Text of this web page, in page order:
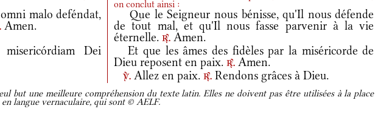
on conclut ainsi :
malo deféndat,
Amen.
Que le Seigneur nous bénisse, qu'Il nous défende
de tout mal, et qu'Il nous fasse parvenir à la vie
éternelle.r. Amen.
Dei
Et que les âmes des fidèles par la miséricorde de
Dieu reposent en paix.r. Amen.
v. Allez en paix.r. Rendons grâces à Dieu.
but une meilleure compréhension du texte latin. Elles ne doivent pas être utilisées à la place
langue vernaculaire, qui sont © AELF.